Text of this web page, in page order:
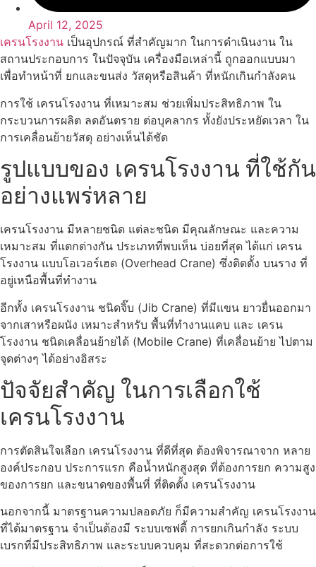
April 12, 2025
เครนโรงงาน เป็นอุปกรณ์ ที่สำคัญมาก ในการดำเนินงาน ใน
สถานประกอบการ ในปัจจุบัน เครื่องมือเหล่านี้ ถูกออกแบบมา
เพื่อทำหน้าที่ ยกและขนส่ง วัสดุหรือสินค้า ที่หนักเกินกำลังคน
การใช้ เครนโรงงาน ที่เหมาะสม ช่วยเพิ่มประสิทธิภาพ ใน
กระบวนการผลิต ลดอันตราย ต่อบุคลากร ทั้งยังประหยัดเวลา ใน
การเคลื่อนย้ายวัสดุ อย่างเห็นได้ชัด
รูปแบบของ เครนโรงงาน ที่ใช้กัน
อย่างแพร่หลาย
เครนโรงงาน มีหลายชนิด แต่ละชนิด มีคุณลักษณะ และความ
เหมาะสม ที่แตกต่างกัน ประเภทที่พบเห็น บ่อยที่สุด ได้แก่ เครน
โรงงาน แบบโอเวอร์เฮด (Overhead Crane) ซึ่งติดตั้ง บนราง ที่
อยู่เหนือพื้นที่ทำงาน
อีกทั้ง เครนโรงงาน ชนิดจิ๊บ (Jib Crane) ที่มีแขน ยาวยื่นออกมา
จากเสาหรือผนัง เหมาะสำหรับ พื้นที่ทำงานแคบ และ เครน
โรงงาน ชนิดเคลื่อนย้ายได้ (Mobile Crane) ที่เคลื่อนย้าย ไปตาม
จุดต่างๆ ได้อย่างอิสระ
ปัจจัยสำคัญ ในการเลือกใช้
เครนโรงงาน
การตัดสินใจเลือก เครนโรงงาน ที่ดีที่สุด ต้องพิจารณาจาก หลาย
องค์ประกอบ ประการแรก คือน้ำหนักสูงสุด ที่ต้องการยก ความสูง
ของการยก และขนาดของพื้นที่ ที่ติดตั้ง เครนโรงงาน
นอกจากนี้ มาตรฐานความปลอดภัย ก็มีความสำคัญ เครนโรงงาน
ที่ได้มาตรฐาน จำเป็นต้องมี ระบบเซฟตี้ การยกเกินกำลัง ระบบ
เบรกที่มีประสิทธิภาพ และระบบควบคุม ที่สะดวกต่อการใช้